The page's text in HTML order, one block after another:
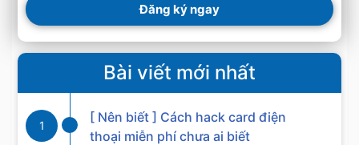
Đăng ký ngay
Bài viết mới nhất
1
[ Nên biết ] Cách hack card điện
thoại miễn phí chưa ai biết